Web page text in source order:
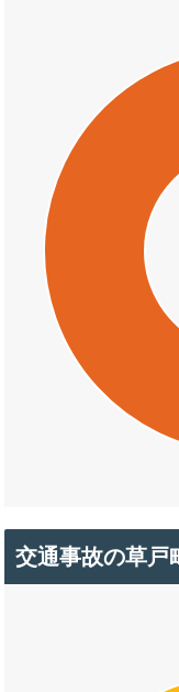
交通事故の草戸